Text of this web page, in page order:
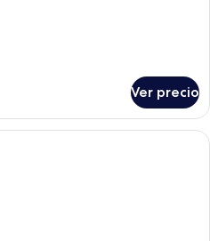
Ver precio
Una cama con cabecera de ratán,